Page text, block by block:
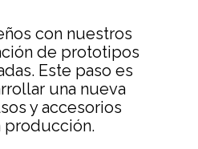
con nuestros
de prototipos
Este paso es
una nueva
y accesorios
producción.